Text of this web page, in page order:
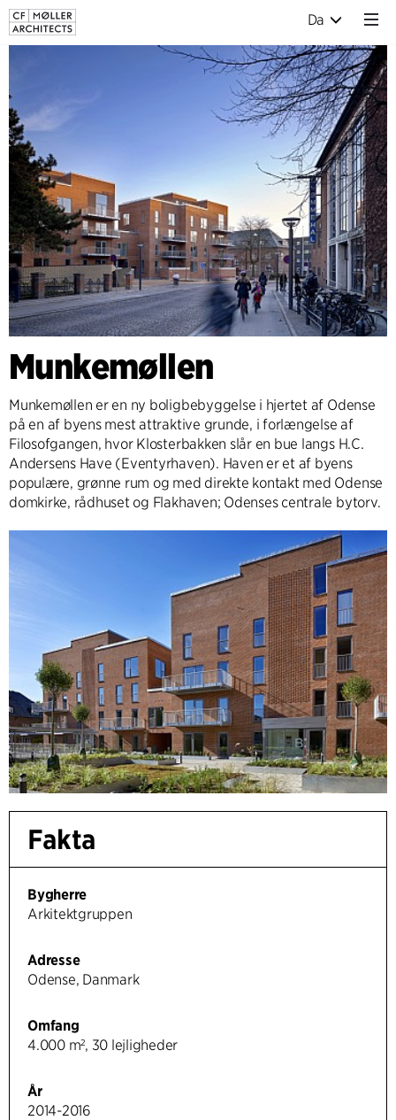
Da
Munkemøllen
Munkemøllen er en ny boligbebyggelse i hjertet af Odense
på en af byens mest attraktive grunde, i forlængelse af
Filosofgangen, hvor Klosterbakken slår en bue langs H.C.
Andersens Have (Eventyrhaven). Haven er et af byens
populære, grønne rum og med direkte kontakt med Odense
domkirke, rådhuset og Flakhaven; Odenses centrale bytorv.
Fakta
Bygherre
Arkitektgruppen
Adresse
Odense, Danmark
Omfang
4.000 m², 30 lejligheder
År
2014-2016